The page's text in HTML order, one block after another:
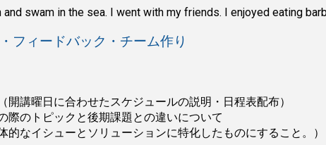
swam in the sea. I went with my friends. I enjoyed eating
フィードバック・チーム作り
開講曜日に合わせたスケジュールの説明・日程表配布）
際のトピックと後期課題との違いについて
的なイシューとソリューションに特化したものにすること。）